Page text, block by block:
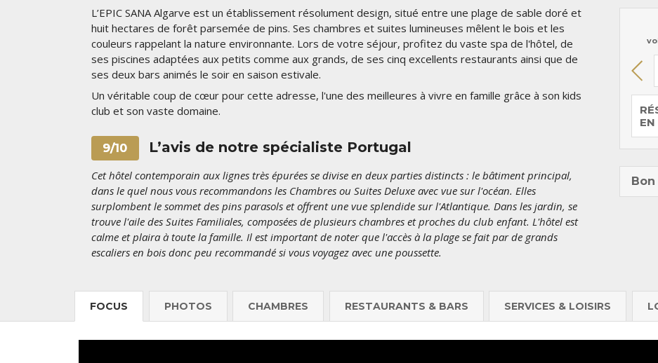
L’EPIC SANA Algarve est un établissement résolument design, situé entre une plage de sable doré et
huit hectares de forêt parsemée de pins. Ses chambres et suites lumineuses mêlent le bois et les
couleurs rappelant la nature environnante. Lors de votre séjour, profitez du vaste spa de l'hôtel, de
ses piscines adaptées aux petits comme aux grands, de ses cinq excellents restaurants ainsi que de
ses deux bars animés le soir en saison estivale.
Un véritable coup de cœur pour cette adresse, l'une des meilleures à vivre en famille grâce à son kids
club et son vaste domaine.
9/10 L’avis de notre spécialiste Portugal
Cet hôtel contemporain aux lignes très épurées se divise en deux parties distincts : le bâtiment principal,
dans le quel nous vous recommandons les Chambres ou Suites Deluxe avec vue sur l'océan. Elles
surplombent le sommet des pins parasols et offrent une vue splendide sur l'Atlantique. Dans les jardin, se
trouve l'aile des Suites Familiales, composées de plusieurs chambres et proches du club enfant. L'hôtel est
calme et plaira à toute la famille. Il est important de noter que l'accès à la plage se fait par de grands
escaliers en bois donc peu recommandé si vous voyagez avec une poussette.
AOÛT SEPT.
1016 €
EN
FOCUS PHOTOS CHAMBRES RESTAURANTS & BARS SERVICES & LOISIRS